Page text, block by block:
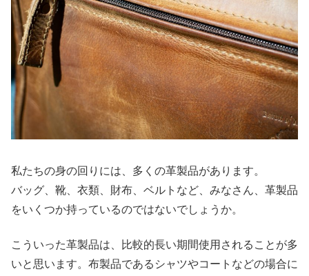
私たちの身の回りには、多くの革製品があります。
バッグ、靴、衣類、財布、ベルトなど、みなさん、革製品
をいくつか持っているのではないでしょうか。
こういった革製品は、比較的長い期間使用されることが多
いと思います。布製品であるシャツやコートなどの場合に